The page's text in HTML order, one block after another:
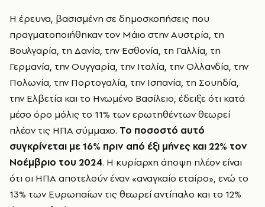
Η έρευνα, βασισμένη σε δημοσκοπήσεις που
πραγματοποιήθηκαν τον Μάιο στην Αυστρία, τη
Βουλγαρία, τη Δανία, την Εσθονία, τη Γαλλία, τη
Γερμανία, την Ουγγαρία, την Ιταλία, την Ολλανδία, την
Πολωνία, την Πορτογαλία, την Ισπανία, τη Σουηδία,
την Ελβετία και το Ηνωμένο Βασίλειο, έδειξε ότι κατά
μέσο όρο μόλις το 11% των ερωτηθέντων θεωρεί
πλέον τις ΗΠΑ σύμμαχο. Το ποσοστό αυτό
συγκρίνεται με 16% πριν από έξι μήνες και 22% τον
Νοέμβριο του 2024. Η κυρίαρχη άποψη πλέον είναι
ότι οι ΗΠΑ αποτελούν έναν «αναγκαίο εταίρο», ενώ το
13% των Ευρωπαίων τις θεωρεί αντίπαλο και το 12%